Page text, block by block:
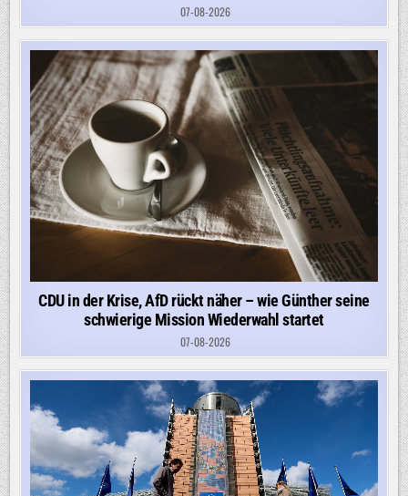
07-08-2026
CDU in der Krise, AfD rückt näher – wie Günther seine
schwierige Mission Wiederwahl startet
07-08-2026